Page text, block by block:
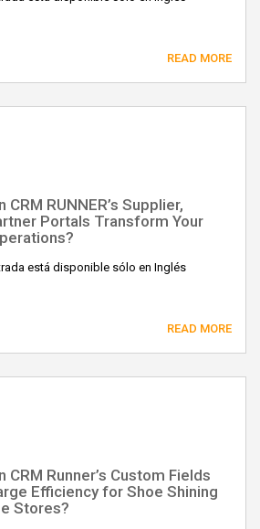
READ MORE
CRM RUNNER’s Supplier,
Portals Transform Your
está disponible sólo en Inglés
READ MORE
CRM Runner’s Custom Fields
Efficiency for Shoe Shining
Stores?